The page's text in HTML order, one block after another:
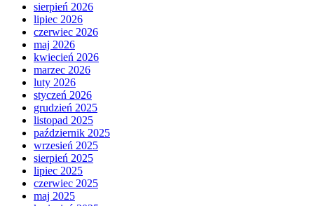
sierpień 2026
lipiec 2026
czerwiec 2026
maj 2026
kwiecień 2026
marzec 2026
luty 2026
styczeń 2026
grudzień 2025
listopad 2025
październik 2025
wrzesień 2025
sierpień 2025
lipiec 2025
czerwiec 2025
maj 2025